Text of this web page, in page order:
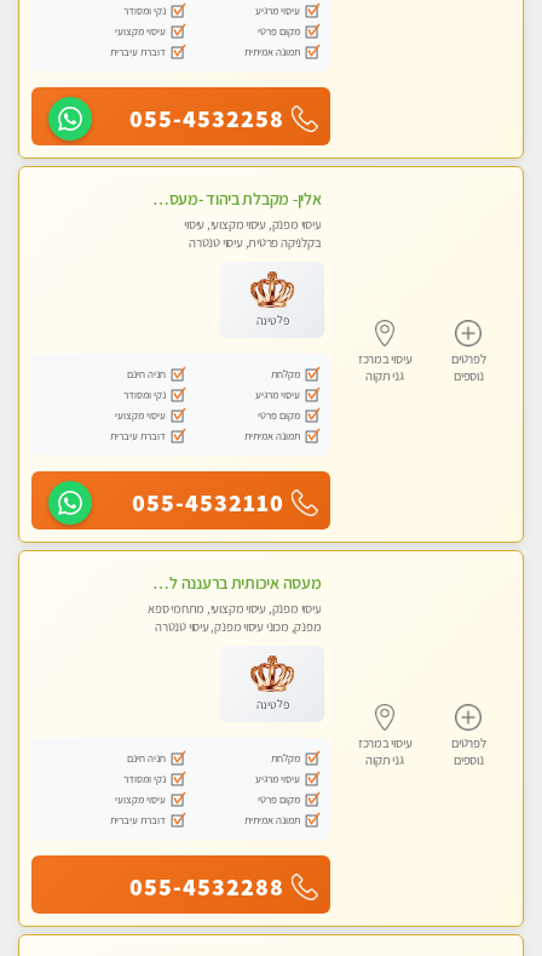
עיסוי מרגיע
נקי ומסודר
מקום פרטי
עיסוי מקצועי
תמונה אמיתית
דוברת עיברית
055-4532258
לפרטים
נוספים
עיסוי במרכז
גני תקוה
אלין- מקבלת ביהוד -מעסה פרטית ואיכותית לבד ביהוד . עיסוי מפנק אצלי ביהוד
עיסוי מפנק, עיסוי מקצועי, עיסוי
בקלניקה פרטית, עיסוי טנטרה
פלטינה
מקלחת
חניה חינם
עיסוי מרגיע
נקי ומסודר
מקום פרטי
עיסוי מקצועי
תמונה אמיתית
דוברת עיברית
055-4532110
לפרטים
נוספים
עיסוי במרכז
גני תקוה
מעסה איכותית ברעננה למאסז מקצועי ומפנק לכל שרירי הגוף
עיסוי מפנק, עיסוי מקצועי, מתחמי ספא
מפנק, מכוני עיסוי מפנק, עיסוי טנטרה
פלטינה
מקלחת
חניה חינם
עיסוי מרגיע
נקי ומסודר
מקום פרטי
עיסוי מקצועי
תמונה אמיתית
דוברת עיברית
055-4532288